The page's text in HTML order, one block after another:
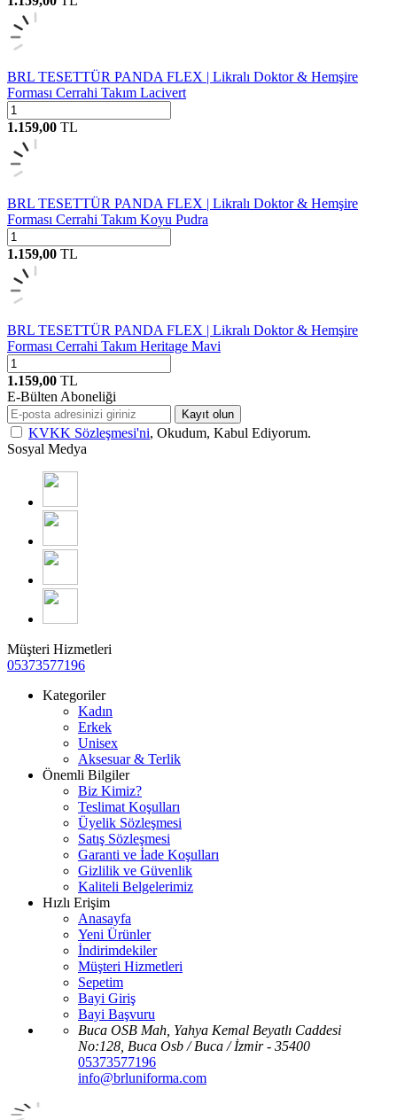
BRL TESETTÜR PANDA FLEX | Likralı Doktor & Hemşire
Forması Cerrahi Takım Lacivert
1.159,00 TL
BRL TESETTÜR PANDA FLEX | Likralı Doktor & Hemşire
Forması Cerrahi Takım Koyu Pudra
1.159,00 TL
BRL TESETTÜR PANDA FLEX | Likralı Doktor & Hemşire
Forması Cerrahi Takım Heritage Mavi
1.159,00 TL
E-Bülten Aboneliği
Kayıt olun
KVKK Sözleşmesi'ni, Okudum, Kabul Ediyorum.
Sosyal Medya
Müşteri Hizmetleri
05373577196
Kategoriler
Kadın
Erkek
Unisex
Aksesuar & Terlik
Önemli Bilgiler
Biz Kimiz?
Teslimat Koşulları
Üyelik Sözleşmesi
Satış Sözleşmesi
Garanti ve İade Koşulları
Gizlilik ve Güvenlik
Kaliteli Belgelerimiz
Hızlı Erişim
Anasayfa
Yeni Ürünler
İndirimdekiler
Müşteri Hizmetleri
Sepetim
Bayi Giriş
Bayi Başvuru
Buca OSB Mah, Yahya Kemal Beyatlı Caddesi
No:128, Buca Osb / Buca / İzmir - 35400
05373577196
info@brluniforma.com